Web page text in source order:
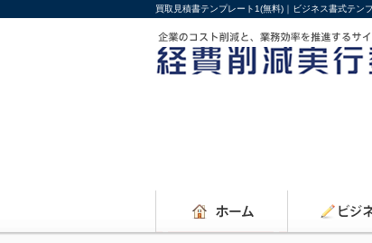
買取見積書テンプレート1(無料)｜ビジネス書式テン